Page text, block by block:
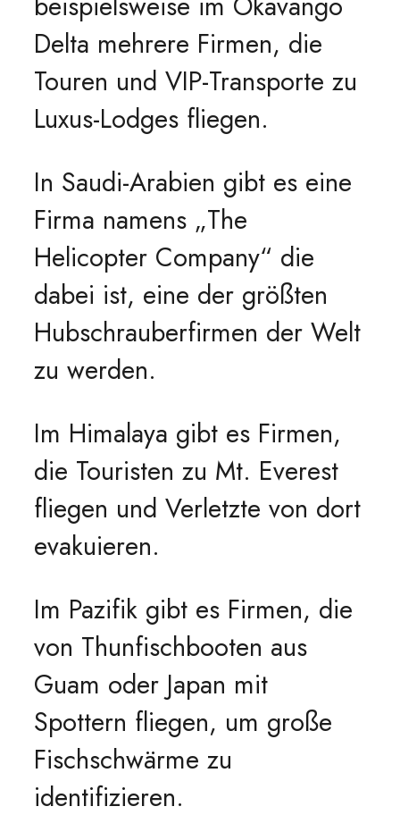
Delta mehrere Firmen, die
Touren und VIP-Transporte zu
Luxus-Lodges fliegen.
In Saudi-Arabien gibt es eine
Firma namens „The
Helicopter Company“ die
dabei ist, eine der größten
Hubschrauberfirmen der Welt
zu werden.
Im Himalaya gibt es Firmen,
die Touristen zu Mt. Everest
fliegen und Verletzte von dort
evakuieren.
Im Pazifik gibt es Firmen, die
von Thunfischbooten aus
Guam oder Japan mit
Spottern fliegen, um große
Fischschwärme zu
identifizieren.